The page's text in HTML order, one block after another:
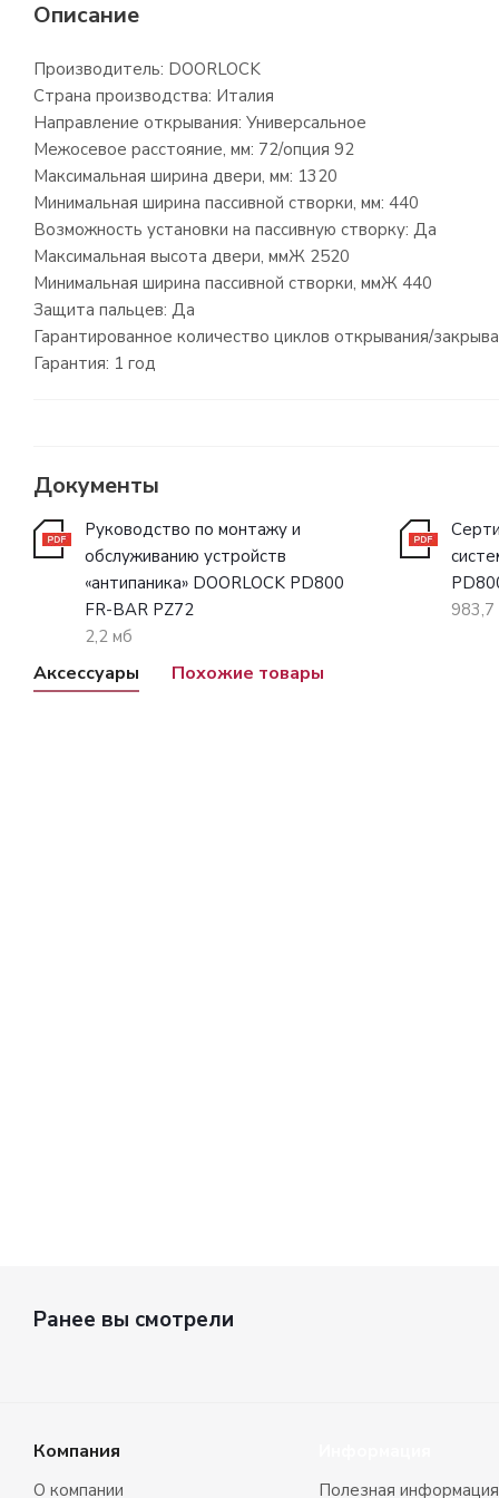
Описание
Производитель: DOORLOCK
Страна производства: Италия
Направление открывания: Универсальное
Межосевое расстояние, мм: 72/опция 92
Максимальная ширина двери, мм: 1320
Минимальная ширина пассивной створки, мм: 440
Возможность установки на пассивную створку: Да
Максимальная высота двери, ммЖ 2520
Минимальная ширина пассивной створки, ммЖ 440
Защита пальцев: Да
Гарантированное количество циклов открывания/
Гарантия: 1 год
Документы
Руководство по монтажу и
обслуживанию устройств
«антипаника» DOORLOCK PD800
FR-BAR PZ72
2,2 мб
983,7
Аксессуары Похожие товары
Ранее вы смотрели
Компания
О компании
Полезная информация